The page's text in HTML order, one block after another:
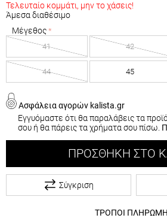
Τελευταίο κομμάτι, μην το χάσεις!
Άμεσα διαθέσιμο
Μέγεθος
41 42
44 45
Ασφάλεια αγορών kalista.gr
Εγγυόμαστε ότι θα παραλάβεις τα
σου ή θα πάρεις τα χρήματα σου πίσω.
ΠΡΟΣΘΉΚΗ ΣΤΟ
Σύγκριση
ΤΡΟΠΟΙ